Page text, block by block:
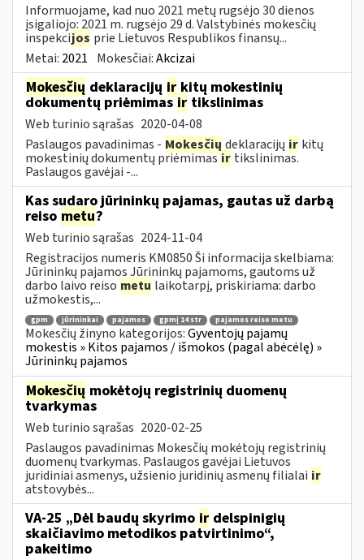
Informuojame, kad nuo 2021 metų rugsėjo 30 dienos
įsigaliojo: 2021 m. rugsėjo 29 d. Valstybinės mokesčių
inspekcijos prie Lietuvos Respublikos finansų...
Metai: 2021 Mokesčiai:Akcizai
Mokesčių deklaracijų ir kitų mokestinių
dokumentų priėmimasir tikslinimas
Web turinio sąrašas 2020-04-08
Paslaugos pavadinimas - Mokesčių deklaracijų ir kitų
mokestinių dokumentų priėmimasir tikslinimas.
Paslaugos gavėjai -...
Kas sudaro jūrininkų pajamas, gautas už darbą
reiso metu?
Web turinio sąrašas 2024-11-04
Registracijos numeris KM0850 Ši informacija skelbiama:
Jūrininkų pajamos Jūrininkų pajamoms, gautoms už
darbo laivo reiso metu laikotarpį, priskiriama: darbo
užmokestis,...
gpm jūrininkai pajamos gpmį 14 str pajamos reiso metu
Mokesčių žinyno kategorijos:Gyventojų pajamų
mokestis » Kitos pajamos / išmokos (pagal abėcėlę) »
Jūrininkų pajamos
Mokesčių mokėtojų registrinių duomenų
tvarkymas
Web turinio sąrašas 2020-02-25
Paslaugos pavadinimas Mokesčių mokėtojų registrinių
duomenų tvarkymas. Paslaugos gavėjai Lietuvos
juridiniai asmenys, užsienio juridinių asmenų filialai ir
atstovybės...
VA-25 „Dėl baudų skyrimo ir delspinigių
skaičiavimo metodikos patvirtinimo“,
pakeitimo